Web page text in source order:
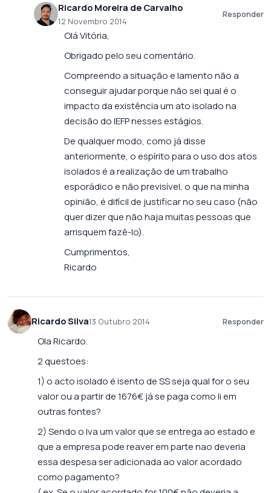
Ricardo Moreira de Carvalho
12 Novembro 2014
Responder
Olá Vitória,
Obrigado pelo seu comentário.
Compreendo a situação e lamento não a
conseguir ajudar porque não sei qual é o
impacto da existência um ato isolado na
decisão do IEFP nesses estágios.
De qualquer modo, como já disse
anteriormente, o espírito para o uso dos atos
isolados é a realização de um trabalho
esporádico e não previsível, o que na minha
opinião, é difícil de justificar no seu caso (não
quer dizer que não haja muitas pessoas que
arrisquem fazê-lo).
Cumprimentos,
Ricardo
Ricardo Silva13 Outubro 2014 Responder
Ola Ricardo.
2 questoes:
1) o acto isolado é isento de SS seja qual for o seu
valor ou a partir de 1676€ já se paga como li em
outras fontes?
2) Sendo o Iva um valor que se entrega ao estado e
que a empresa pode reaver em parte nao deveria
essa despesa ser adicionada ao valor acordado
como pagamento?